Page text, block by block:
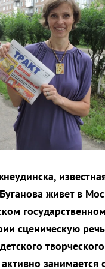
живет в
сценическую
занимается